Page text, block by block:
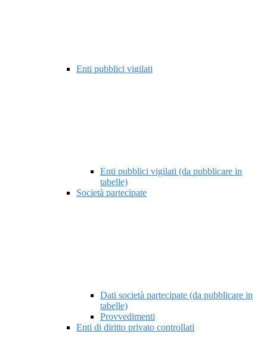
Enti pubblici vigilati
Enti pubblici vigilati (da pubblicare in
tabelle)
Società partecipate
Dati società partecipate (da pubblicare in
tabelle)
Provvedimenti
Enti di diritto privato controllati